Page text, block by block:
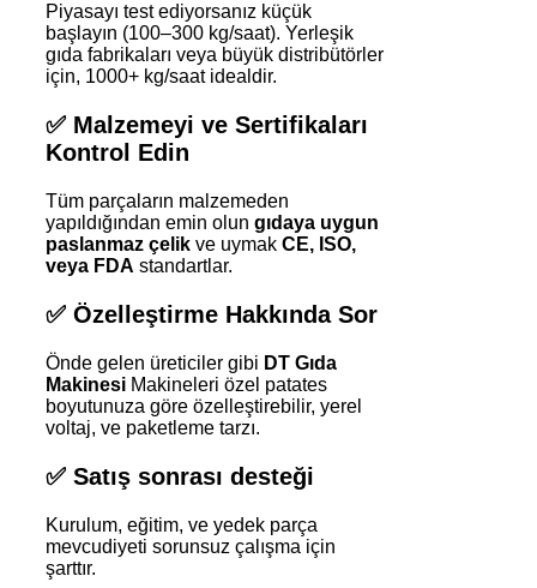
Piyasayı test ediyorsanız küçük
başlayın (100–300 kg/saat). Yerleşik
gıda fabrikaları veya büyük distribütörler
için, 1000+ kg/saat idealdir.
✅ Malzemeyi ve Sertifikaları
Kontrol Edin
Tüm parçaların malzemeden
yapıldığından emin olun gıdaya uygun
paslanmaz çelik ve uymak CE, ISO,
veya FDA standartlar.
✅ Özelleştirme Hakkında Sor
Önde gelen üreticiler gibi DT Gıda
Makinesi Makineleri özel patates
boyutunuza göre özelleştirebilir, yerel
voltaj, ve paketleme tarzı.
✅ Satış sonrası desteği
Kurulum, eğitim, ve yedek parça
mevcudiyeti sorunsuz çalışma için
şarttır.